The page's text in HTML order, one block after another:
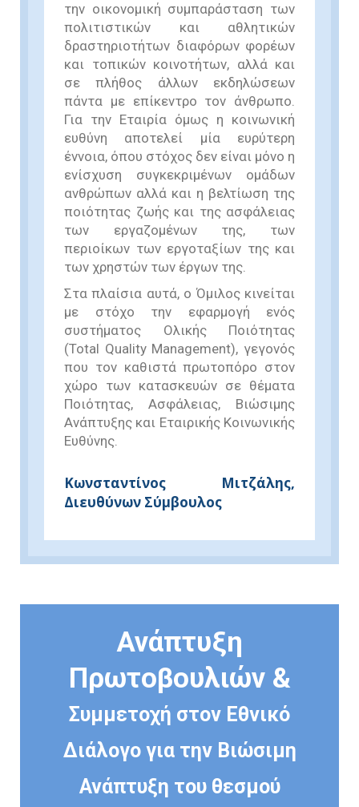
την οικονομική συμπαράσταση των
πολιτιστικών και αθλητικών
δραστηριοτήτων διαφόρων φορέων
και τοπικών κοινοτήτων, αλλά και
σε πλήθος άλλων εκδηλώσεων
πάντα με επίκεντρο τον άνθρωπο.
Για την Εταιρία όμως η κοινωνική
ευθύνη αποτελεί μία ευρύτερη
έννοια, όπου στόχος δεν είναι μόνο η
ενίσχυση συγκεκριμένων ομάδων
ανθρώπων αλλά και η βελτίωση της
ποιότητας ζωής και της ασφάλειας
των εργαζομένων της, των
περιοίκων των εργοταξίων της και
των χρηστών των έργων της.
Στα πλαίσια αυτά, ο Όμιλος κινείται
με στόχο την εφαρμογή ενός
συστήματος Ολικής Ποιότητας
(Total Quality Management), γεγονός
που τον καθιστά πρωτοπόρο στον
χώρο των κατασκευών σε θέματα
Ποιότητας, Ασφάλειας, Βιώσιμης
Ανάπτυξης και Εταιρικής Κοινωνικής
Ευθύνης.
Κωνσταντίνος Μιτζάλης,
Διευθύνων Σύμβουλος
Ανάπτυξη
Πρωτοβουλιών &
Συμμετοχή στον Εθνικό
Διάλογο για την Βιώσιμη
Ανάπτυξη του θεσμού